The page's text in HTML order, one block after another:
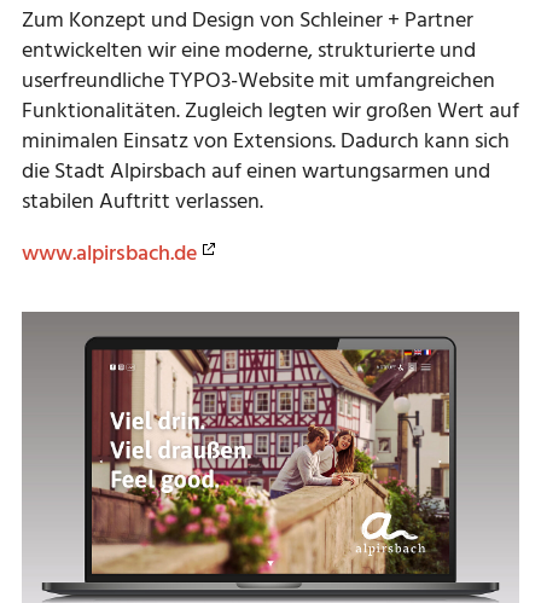
Zum Konzept und Design von Schleiner + Partner
entwickelten wir eine moderne, strukturierte und
userfreundliche TYPO3-Website mit umfangreichen
Funktionalitäten. Zugleich legten wir großen Wert auf
minimalen Einsatz von Extensions. Dadurch kann sich
die Stadt Alpirsbach auf einen wartungsarmen und
stabilen Auftritt verlassen.
www.alpirsbach.de